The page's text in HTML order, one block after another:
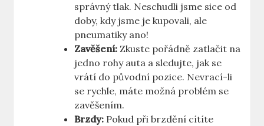
správný tlak. Neschudli jsme sice od
doby, kdy jsme je kupovali, ale
pneumatiky ano!
Zavěšení: Zkuste pořádně zatlačit na
jedno rohy auta a sledujte, jak se
vrátí do původní pozice. Nevrací-li
se rychle, máte možná problém se
zavěšením.
Brzdy: Pokud při brzdění cítíte